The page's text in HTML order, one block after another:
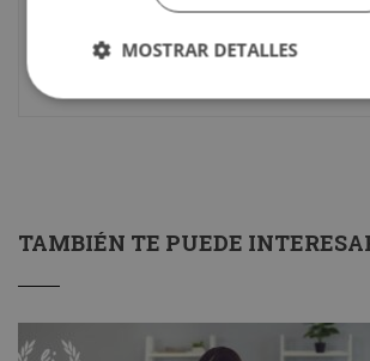
posteriores, duración y precio
TAMBIÉN TE PUEDE
MOSTRAR DETALLES